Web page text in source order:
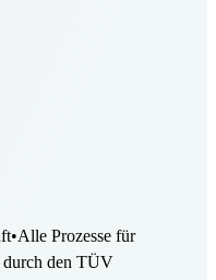
•Alle Prozesse für
durch den TÜV